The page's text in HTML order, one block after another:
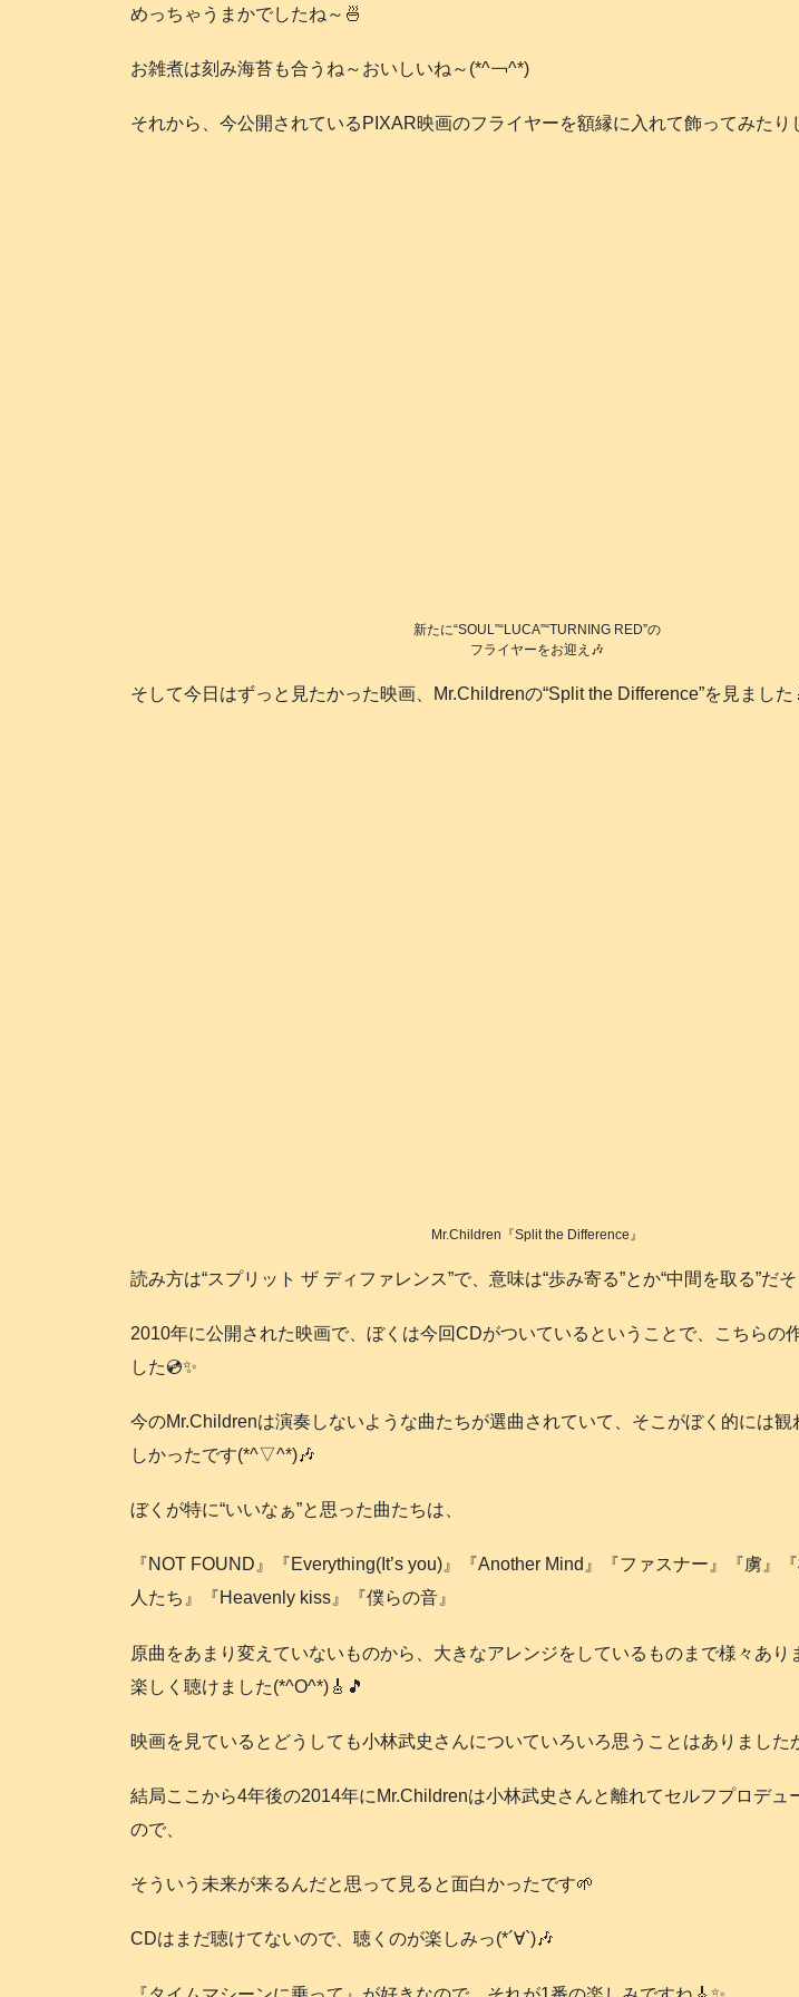
めっちゃうまかでしたね～🍜
お雑煮は刻み海苔も合うね～おいしいね～(*^￢^*)
それから、今公開されているPIXAR映画のフライヤーを額縁に入れて飾ってみたり
新たに“SOUL”“LUCA”“TURNING RED”の
フライヤーをお迎え🎶
そして今日はずっと見たかった映画、Mr.Childrenの“Split the Difference”を見ました
Mr.Children『Split the Difference』
読み方は“スプリット ザ ディファレンス”で、意味は“歩み寄る”とか“中間を取る”だ
2010年に公開された映画で、ぼくは今回CDがついているということで、こちらの
した💿️✨
今のMr.Childrenは演奏しないような曲たちが選曲されていて、そこがぼく的には観
しかったです(*^▽^*)🎶
ぼくが特に“いいなぁ”と思った曲たちは、
『NOT FOUND』『Everything(It’s you)』『Another Mind』『ファスナー』『虜』
人たち』『Heavenly kiss』『僕らの音』
原曲をあまり変えていないものから、大きなアレンジをしているものまで様々あり
楽しく聴けました(*^O^*)🎸🎵
映画を見ているとどうしても小林武史さんについていろいろ思うことはありました
結局ここから4年後の2014年にMr.Childrenは小林武史さんと離れてセルフプロデュ
ので、
そういう未来が来るんだと思って見ると面白かったです🌱
CDはまだ聴けてないので、聴くのが楽しみっ(*´∀`)🎶